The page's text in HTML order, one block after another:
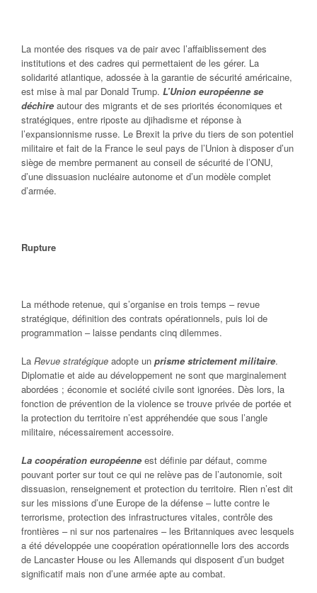
La montée des risques va de pair avec l’affaiblissement des
institutions et des cadres qui permettaient de les gérer. La
solidarité atlantique, adossée à la garantie de sécurité américaine,
est mise à mal par Donald Trump. L’Union européenne se
déchire autour des migrants et de ses priorités économiques et
stratégiques, entre riposte au djihadisme et réponse à
l’expansionnisme russe. Le Brexit la prive du tiers de son potentiel
militaire et fait de la France le seul pays de l’Union à disposer d’un
siège de membre permanent au conseil de sécurité de l’ONU,
d’une dissuasion nucléaire autonome et d’un modèle complet
d’armée.
Rupture
La méthode retenue, qui s’organise en trois temps – revue
stratégique, définition des contrats opérationnels, puis loi de
programmation – laisse pendants cinq dilemmes.
La Revue stratégique adopte un prisme strictement militaire.
Diplomatie et aide au développement ne sont que marginalement
abordées ; économie et société civile sont ignorées. Dès lors, la
fonction de prévention de la violence se trouve privée de portée et
la protection du territoire n’est appréhendée que sous l’angle
militaire, nécessairement accessoire.
La coopération européenne est définie par défaut, comme
pouvant porter sur tout ce qui ne relève pas de l’autonomie, soit
dissuasion, renseignement et protection du territoire. Rien n’est dit
sur les missions d’une Europe de la défense – lutte contre le
terrorisme, protection des infrastructures vitales, contrôle des
frontières – ni sur nos partenaires – les Britanniques avec lesquels
a été développée une coopération opérationnelle lors des accords
de Lancaster House ou les Allemands qui disposent d’un budget
significatif mais non d’une armée apte au combat.